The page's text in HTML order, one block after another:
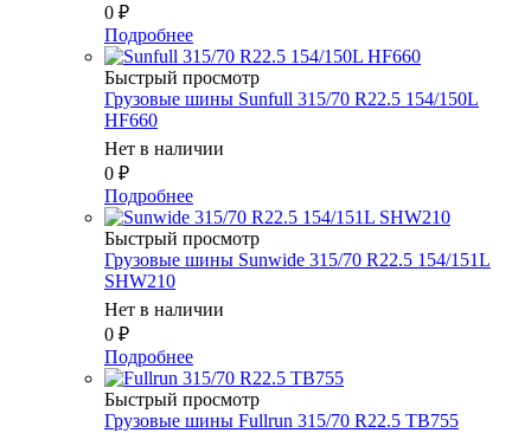
0 ₽
Подробнее
Быстрый просмотр
Грузовые шины Sunfull 315/70 R22.5 154/150L
HF660
Нет в наличии
0 ₽
Подробнее
Быстрый просмотр
Грузовые шины Sunwide 315/70 R22.5 154/151L
SHW210
Нет в наличии
0 ₽
Подробнее
Быстрый просмотр
Грузовые шины Fullrun 315/70 R22.5 TB755